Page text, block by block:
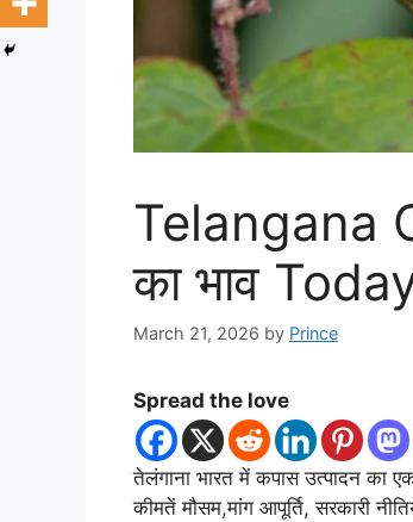
Telangana
का भाव
March 21, 2026 by Prince
Spread the love
तेलंगाना भारत में कपास उत्पादन का
कीमतें मौसम,मांग आपूर्ति, सरकारी